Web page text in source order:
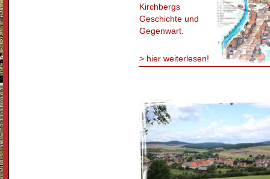
Kirchbergs
Geschichte und
Gegenwart.
> hier weiterlesen!